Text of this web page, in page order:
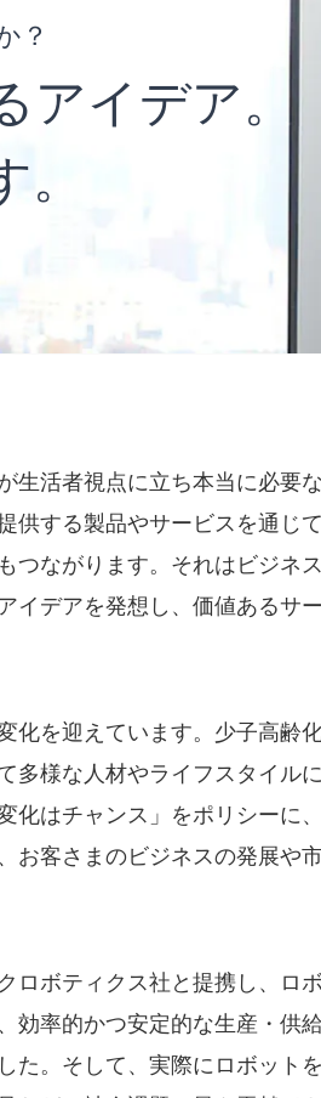
？
アイデア。
生活者視点に立ち本当に必要
供する製品やサービスを通じ
つながります。それはビジネ
イデアを発想し、価値あるサ
化を迎えています。少子高齢
多様な人材やライフスタイル
化はチャンス」をポリシーに
お客さまのビジネスの発展や
ロボティクス社と提携し、ロ
効率的かつ安定的な生産・供
た。そして、実際にロボット